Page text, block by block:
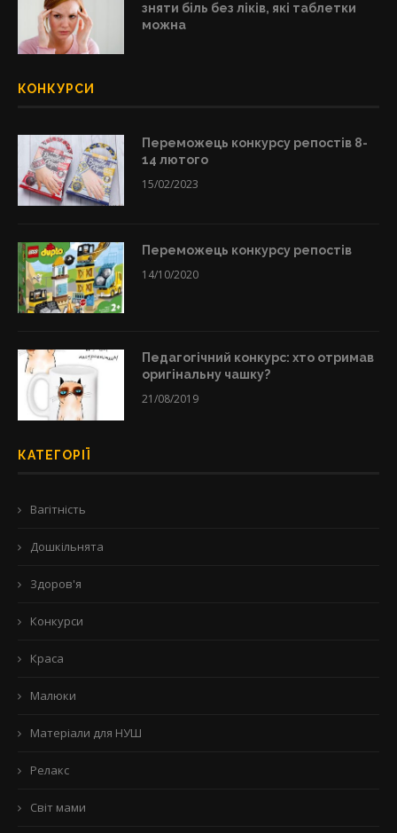
зняти біль без ліків, які таблетки
можна
КОНКУРСИ
Переможець конкурсу репостів 8-
14 лютого
15/02/2023
Переможець конкурсу репостів
14/10/2020
Педагогічний конкурс: хто отримав
оригінальну чашку?
21/08/2019
КАТЕГОРІЇ
Вагітність
Дошкільнята
Здоров'я
Конкурси
Краса
Малюки
Матеріали для НУШ
Релакс
Світ мами